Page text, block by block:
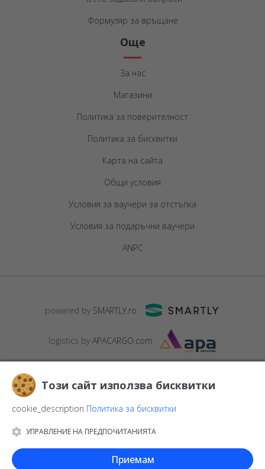
Формуляр за връщане
Още
За нас
Магазини
Политика за поверителност
Политика за бисквитки
Карта на сайта
Общи условия
Условия за ваучери за отстъпка
Условия за подаръчни ваучери
ANPC
powered by SMARTLY.ro
logistics by APACARGO.com
© 2016-2026
12, parter,Sector 1, cod postal012178,email:
contact@stargift.bg
Този сайт използва бисквитки
cookie_description Политика за бисквитки
УПРАВЛЕНИЕ НА ПРЕДПОЧИТАНИЯТА
Приемам